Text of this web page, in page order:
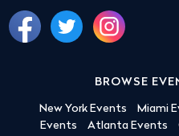
BROWSE
New York Events Miami
Events
Atlanta Events